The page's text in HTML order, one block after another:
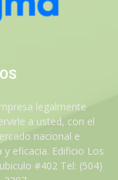
legalmente
a usted, con el
nacional e
eficacia. Edificio Los
#402 Tel: (504)